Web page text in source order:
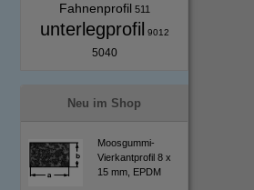
Fahnenprofil 511
unterlegprofil 9012
5040
Neu im Shop
Moosgummi-
Vierkantprofil 8 x
15 mm, EPDM